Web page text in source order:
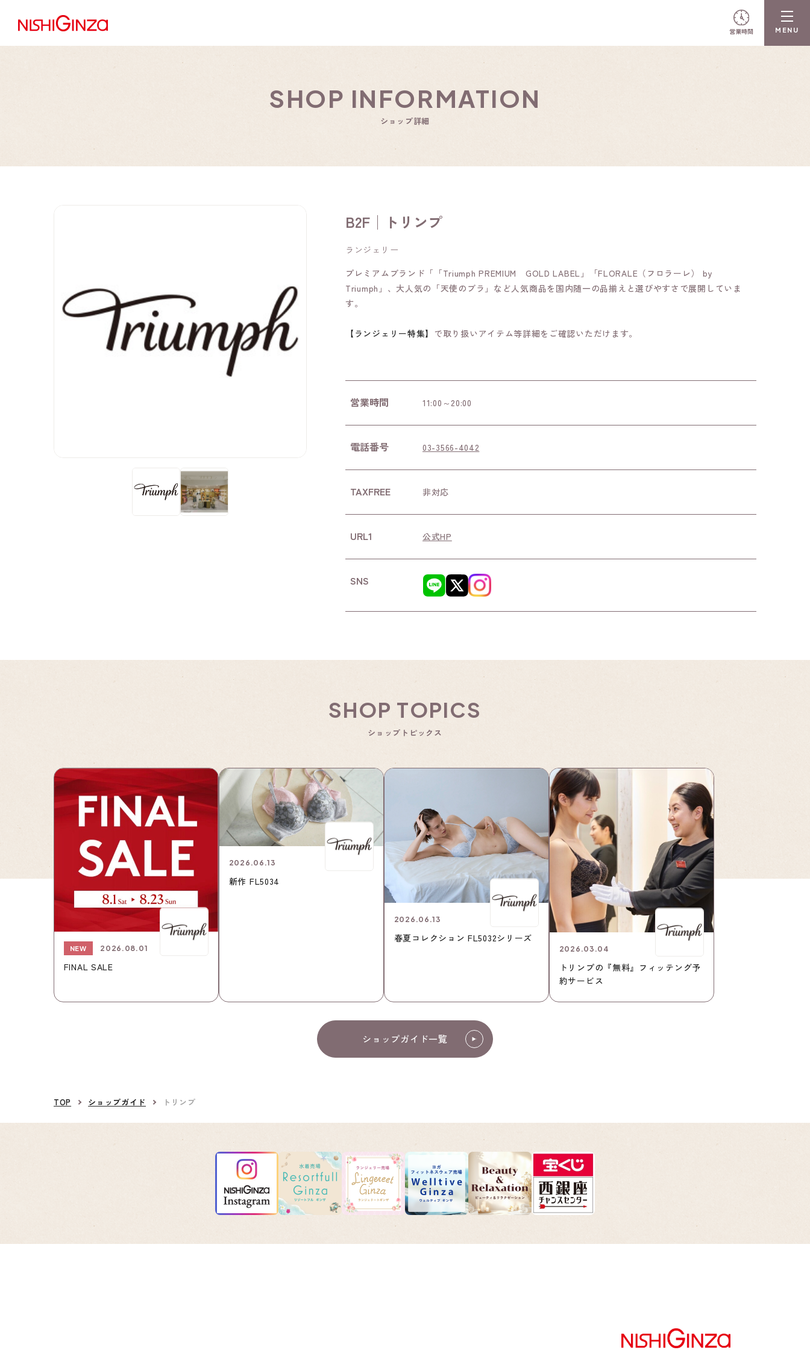
営業時間
SHOP INFORMATION
ショップ詳細
B2F│トリンプ
ランジェリー
プレミアムブランド「「Triumph PREMIUM GOLD LABEL」「FLORALE（フロラーレ） by
Triumph」、大人気の「天使のブラ」など人気商品を国内随一の品揃えと選びやすさで展開していま
す。
【ランジェリー特集】 で取り扱いアイテム等詳細をご確認いただけます。
営業時間 11:00～20:00
電話番号 03-3566-4042
TAXFREE 非対応
URL1 公式HP
SNS
SHOP TOPICS
ショップトピックス
NEW 2026.08.01
FINAL SALE
2026.06.13
新作 FL5034
2026.06.13
春夏コレクション FL5032シリーズ
2026.03.04
トリンプの『無料』フィッテング予
約サービス
ショップガイド一覧
TOP ショップガイド トリンプ